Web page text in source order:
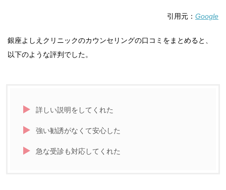
引用元： Google
銀座よしえクリニックのカウンセリングの口コミをまとめると、
以下のような評判でした。
詳しい説明をしてくれた
強い勧誘がなくて安心した
急な受診も対応してくれた